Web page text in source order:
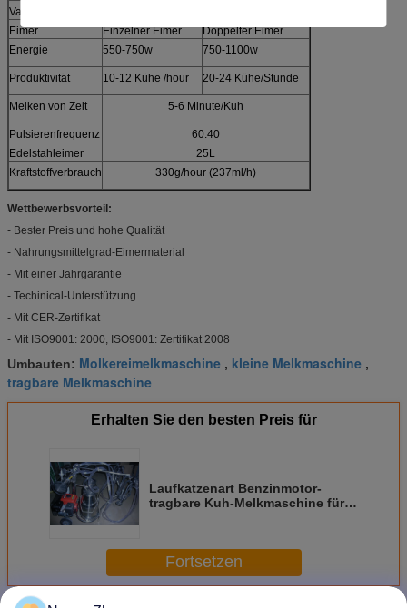
Vakuumgrad
Eimer
Einzelner Eimer
Doppelter Eimer
Energie
550-750w 750-1100w
Produktivität 10-12 Kühe /hour 20-24 Kühe/Stunde
Melken von Zeit 5-6 Minute/Kuh
Pulsierenfrequenz
60:40
Edelstahleimer
25L
Kraftstoffverbrauch
330g/hour (237ml/h)
Wettbewerbsvorteil:
- Bester Preis und hohe Qualität
- Nahrungsmittelgrad-Eimermaterial
- Mit einer Jahrgarantie
- Techinical-Unterstützung
- Mit CER-Zertifikat
- Mit ISO9001: 2000, ISO9001: Zertifikat 2008
Umbauten: Molkereimelkmaschine , kleine Melkmaschine ,
tragbare Melkmaschine
Erhalten Sie den besten Preis für
Laufkatzenart Benzinmotor-
tragbare Kuh-Melkmaschine für
Fortsetzen